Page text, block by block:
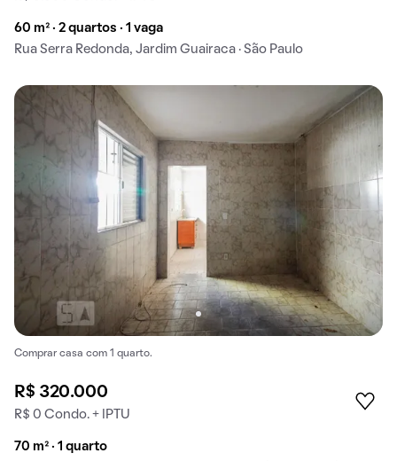
60 m² · 2 quartos · 1 vaga
Rua Serra Redonda, Jardim Guairaca · São Paulo
Comprar casa com 1 quarto.
R$ 320.000
R$ 0 Condo. + IPTU
70 m² · 1 quarto